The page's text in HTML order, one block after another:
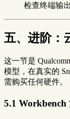
检查终端输
五、进阶：
这一节是
模型，在真实的
需购买任何硬件。
5.1 Workbench